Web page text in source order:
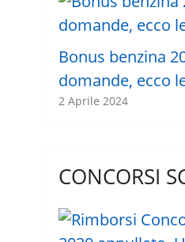
Bonus benzina
domande, ecco
2 Aprile 2024
CONCORSI